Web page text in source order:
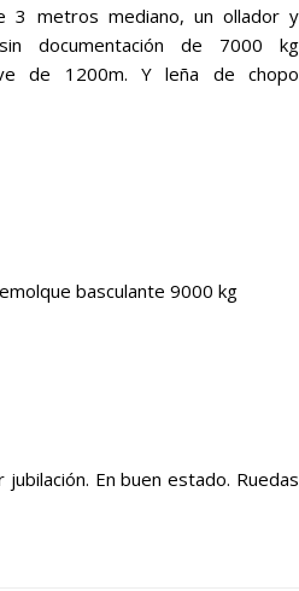
3 metros mediano, un ollador y
documentación de 7000 kg
de 1200m. Y leña de chopo
basculante 9000 kg
En buen estado. Ruedas